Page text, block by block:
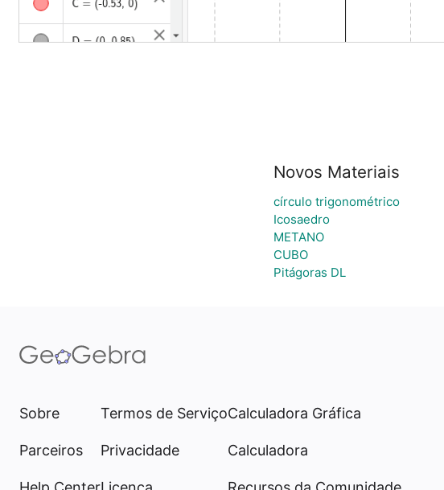
Novos Materiais
círculo trigonométrico
Icosaedro
METANO
CUBO
Pitágoras DL
Sobre
Parceiros
Termos de Serviço
Privacidade
Calculadora Gráfica
Calculadora